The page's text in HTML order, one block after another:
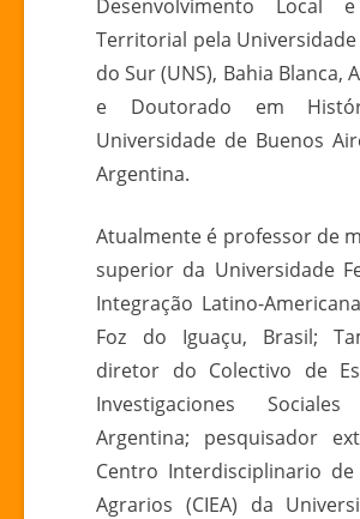
Desenvolvimento Local
Territorial pela
do Sur (UNS), Bahia Blanca,
e Doutorado em
Universidade de Buenos
Argentina.
Atualmente é professor de
superior da Universidade
Integração Latino-
Foz do Iguaçu, Brasil;
diretor do Colectivo de
Investigaciones Sociales
Argentina; pesquisador
Centro Interdisciplinario de
Agrarios (CIEA) da